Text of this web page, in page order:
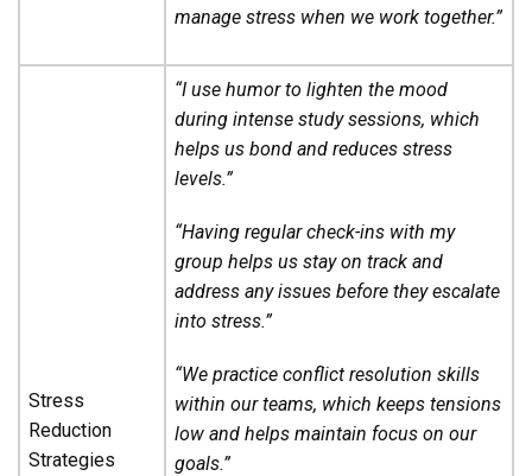
manage stress when we work together.”
Stress
Reduction
Strategies
“I use humor to lighten the mood
during intense study sessions, which
helps us bond and reduces stress
levels.”
“Having regular check-ins with my
group helps us stay on track and
address any issues before they escalate
into stress.”
“We practice conflict resolution skills
within our teams, which keeps tensions
low and helps maintain focus on our
goals.”